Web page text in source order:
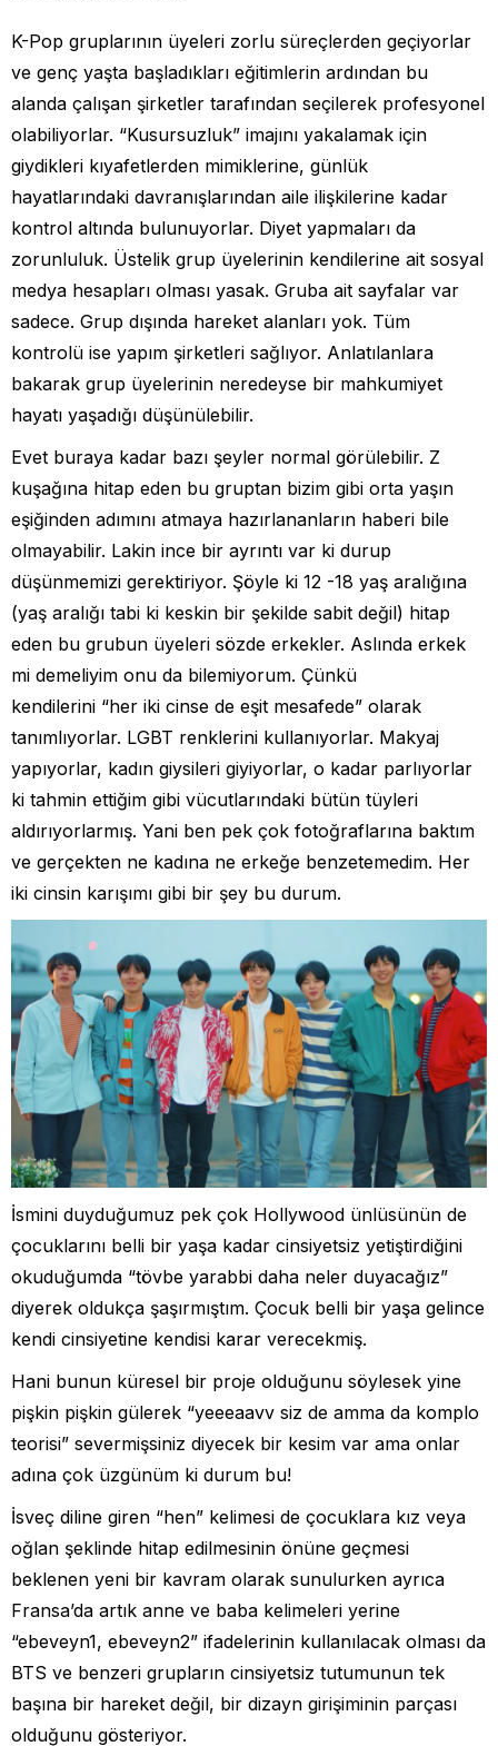
K-Pop gruplarının üyeleri zorlu süreçlerden geçiyorlar
ve genç yaşta başladıkları eğitimlerin ardından bu
alanda çalışan şirketler tarafından seçilerek profesyonel
olabiliyorlar. “Kusursuzluk” imajını yakalamak için
giydikleri kıyafetlerden mimiklerine, günlük
hayatlarındaki davranışlarından aile ilişkilerine kadar
kontrol altında bulunuyorlar. Diyet yapmaları da
zorunluluk. Üstelik grup üyelerinin kendilerine ait sosyal
medya hesapları olması yasak. Gruba ait sayfalar var
sadece. Grup dışında hareket alanları yok. Tüm
kontrolü ise yapım şirketleri sağlıyor. Anlatılanlara
bakarak grup üyelerinin neredeyse bir mahkumiyet
hayatı yaşadığı düşünülebilir.
Evet buraya kadar bazı şeyler normal görülebilir. Z
kuşağına hitap eden bu gruptan bizim gibi orta yaşın
eşiğinden adımını atmaya hazırlananların haberi bile
olmayabilir. Lakin ince bir ayrıntı var ki durup
düşünmemizi gerektiriyor. Şöyle ki 12 -18 yaş aralığına
(yaş aralığı tabi ki keskin bir şekilde sabit değil) hitap
eden bu grubun üyeleri sözde erkekler. Aslında erkek
mi demeliyim onu da bilemiyorum. Çünkü
kendilerini “her iki cinse de eşit mesafede” olarak
tanımlıyorlar. LGBT renklerini kullanıyorlar. Makyaj
yapıyorlar, kadın giysileri giyiyorlar, o kadar parlıyorlar
ki tahmin ettiğim gibi vücutlarındaki bütün tüyleri
aldırıyorlarmış. Yani ben pek çok fotoğraflarına baktım
ve gerçekten ne kadına ne erkeğe benzetemedim. Her
iki cinsin karışımı gibi bir şey bu durum.
İsmini duyduğumuz pek çok Hollywood ünlüsünün de
çocuklarını belli bir yaşa kadar cinsiyetsiz yetiştirdiğini
okuduğumda “tövbe yarabbi daha neler duyacağız”
diyerek oldukça şaşırmıştım. Çocuk belli bir yaşa gelince
kendi cinsiyetine kendisi karar verecekmiş.
Hani bunun küresel bir proje olduğunu söylesek yine
pişkin pişkin gülerek “yeeeaavv siz de amma da komplo
teorisi” severmişsiniz diyecek bir kesim var ama onlar
adına çok üzgünüm ki durum bu!
İsveç diline giren “hen” kelimesi de çocuklara kız veya
oğlan şeklinde hitap edilmesinin önüne geçmesi
beklenen yeni bir kavram olarak sunulurken ayrıca
Fransa’da artık anne ve baba kelimeleri yerine
“ebeveyn1, ebeveyn2” ifadelerinin kullanılacak olması da
BTS ve benzeri grupların cinsiyetsiz tutumunun tek
başına bir hareket değil, bir dizayn girişiminin parçası
olduğunu gösteriyor.